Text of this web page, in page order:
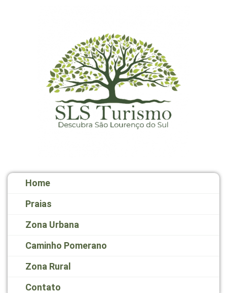
Home
Praias
Zona Urbana
Caminho Pomerano
Zona Rural
Contato